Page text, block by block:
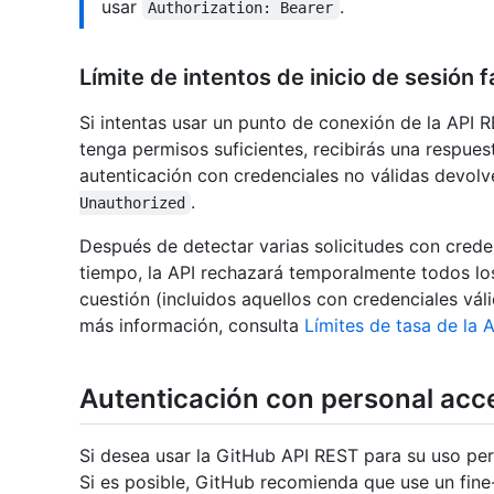
usar Authorization: Bearer .
Límite de intentos de inicio de sesión
Si intentas usar un punto de conexión de la API
tenga permisos suficientes, recibirás una
autenticación con credenciales no válidas
Unauthorized .
Después de detectar varias solicitudes con
tiempo, la API rechazará temporalmente todos
cuestión (incluidos aquellos con credenciales
más información, consulta Límites de tasa de la
Autenticación con personal
Si desea usar la GitHub API REST para su uso
Si es posible, GitHub recomienda que use un